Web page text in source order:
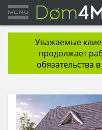
Уважаемые
продолжает
обязательства